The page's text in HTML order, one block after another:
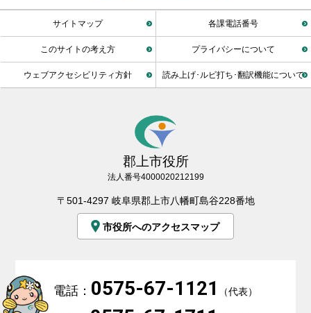
サイトマップ 各課電話番号
このサイトの考え方 プライバシーについて
ウェブアクセシビリティ方針 読み上げ･ルビ打ち･翻訳機能について
郡上市役所
法人番号4000020212199
〒501-4297 岐阜県郡上市八幡町島谷228番地
市役所へのアクセスマップ
電話： 0575-67-1121 （代表）